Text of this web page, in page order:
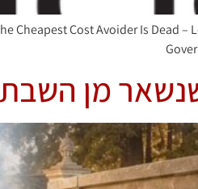
Cheapest Cost Avoider Is Dead
מן